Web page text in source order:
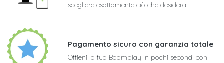
scegliere esattamente ciò che desidera
Pagamento sicuro con garanzia totale
Ottieni la tua Boomplay in pochi secondi con